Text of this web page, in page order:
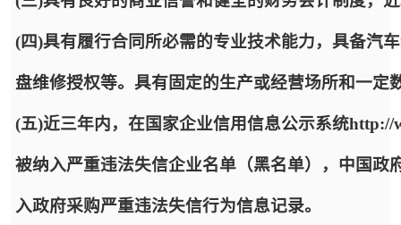
(四)具有履行合同所必需的专业技术能力，具备汽
盘维修授权等。具有固定的生产或经营场所和一定
(五)近三年内，在国家企业信用信息公示系统
被纳入严重违法失信企业名单（黑名单），中国政
入政府采购严重违法失信行为信息记录。